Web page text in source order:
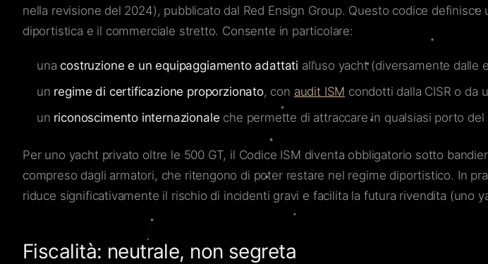
nella revisione del 2024), pubblicato dal Red Ensign Group. Questo codice
diportistica e il commerciale stretto. Consente in particolare:
unacostruzione e un equipaggiamento adattati all’uso yacht (diversamente
un regime di certificazione proporzionato, con audit ISM condotti dalla CISR o da
un riconoscimento internazionale che permette di attraccare in qualsiasi porto
Per uno yacht privato oltre le 500 GT, il Codice ISM diventa obbligatorio sotto
compreso dagli armatori, che ritengono di poter restare nel regime diportistico. In
riduce significativamente il rischio di incidenti gravi e facilita la futura rivendita (uno
Fiscalità: neutrale, non segreta